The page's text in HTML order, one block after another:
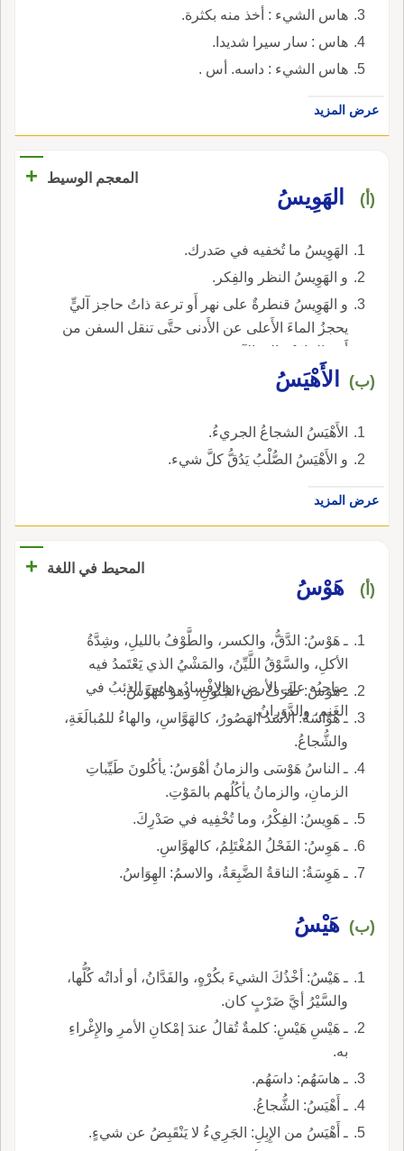
هاس الشيء : أخذ منه بكثرة.
هاس : سار سيرا شديدا.
هاس الشيء : داسه. أس .
عرض المزيد
المعجم الوسيط +
(أ) الهَوِيسُ
الهَوِيسُ ما تُخفيه في صَدرك.
و الهَوِيسُ النظر والفِكر.
و الهَوِيسُ قنطرةٌ على نهر أَو ترعة ذاتُ حاجز آليٍّ
يحجزُ الماءَ الأَعلى عن الأَدنى حتَّى تنقل السفن من
أَحد الماءَيْن إِلى الآخر.
(ب) الأَهْيَسُ
الأَهْيَسُ الشجاعُ الجريءُ.
و الأَهْيَسُ الصُّلْبُ يَدُقُّ كلَّ شيء.
عرض المزيد
المحيط في اللغة +
(أ) هَوْسُ
ـ هَوْسُ: الدَّقُّ، والكسر، والطَّوْفُ بالليلِ، وشِدَّةُ
الأكلِ، والسَّوْقُ اللَّيِّنُ، والمَشْيُ الذي يَعْتَمدُ فيه
صاحِبُه على الأرضِ، والإِفْسادُ، هاسَ الذئبُ في
الغَنمِ، والدَّوَرانُ.
ـ هَوَسُ: طَرَفٌ من الجُنُونِ، وهو مُهَوَّسٌ.
ـ هَوَّاسَةُ: الأسَدُ الهَصُورُ، كالهَوَّاسِ، والهاءُ للمُبالَغَةِ،
والشُّجاعُ.
ـ الناسُ هَوْسَى والزمانُ أهْوَسُ: يأكُلونَ طَيِّباتِ
الزمانِ، والزمانُ يأكُلُهم بالمَوْتِ.
ـ هَوِيسُ: الفِكْرُ، وما تُخْفِيه في صَدْرِكَ.
ـ هَوِسُ: الفَحْلُ المُغْتَلِمُ، كالهوَّاسِ.
ـ هَوِسَةُ: الناقةُ الضَّبِعَةُ، والاسمُ: الهِوَاسُ.
(ب) هَيْسُ
ـ هَيْسُ: أخْذُكَ الشيءَ بكُرْهٍ، والفَدَّانُ، أو أداتُه كُلُّها،
والسَّيْرُ أيَّ ضَرْبٍ كان.
ـ هَيْسِ هَيْسِ: كلمةٌ تُقالُ عندَ إمْكانِ الأمرِ والإِغْراءِ
به.
ـ هاسَهُم: داسَهُم.
ـ أَهْيَسُ: الشُّجاعُ.
ـ أَهْيَسُ من الإِبِلِ: الجَرِيءُ لا يَنْقَبِضُ عن شيءٍ.